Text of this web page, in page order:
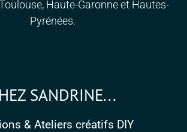
Haute-Garonne et Hautes-
Pyrénées.
SANDRINE...
& Ateliers créatifs DIY